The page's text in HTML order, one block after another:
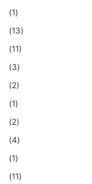
(1)
(13)
(11)
(3)
(2)
(1)
(2)
(4)
(1)
(11)